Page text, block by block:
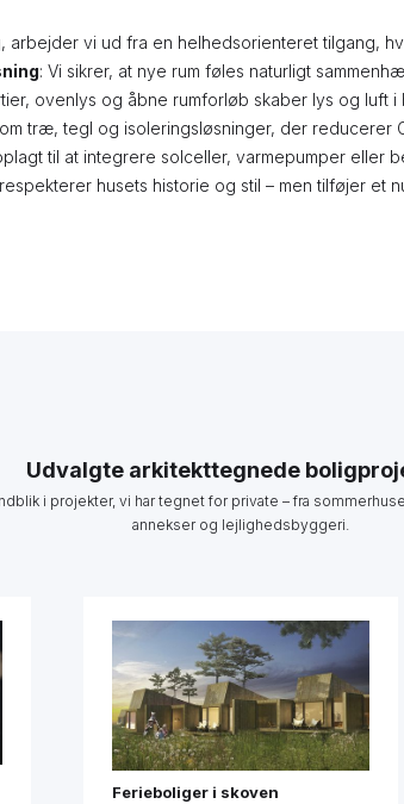
arbejder vi ud fra en helhedsorienteret tilgang,
: Vi sikrer, at nye rum føles naturligt
ovenlys og åbne rumforløb skaber lys og luft i
træ, tegl og isoleringsløsninger, der reducerer
til at integrere solceller, varmepumper eller
husets historie og stil – men tilføjer et
Udvalgte arkitekttegnede
i projekter, vi har tegnet for private – fra
annekser og lejlighedsbyggeri.
Ferieboliger i skoven